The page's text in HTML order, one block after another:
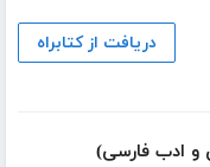
دریافت از کتابراه
و ادب فارسی)